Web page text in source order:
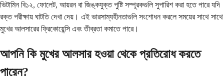
ভিটামিন বি১২, ফোলেট, আয়রন বা জিঙ্কযুক্ত পুষ্টি সম্পূরকগুলি সুপারিশ করা হতে পারে যদি
রক্ত ​​পরীক্ষায় ঘাটতি দেখা দেয়। এই ভারসাম্যহীনতাগুলি সংশোধন করলে সময়ের সাথে সাথে
মুখের আলসারের ফ্রিকোয়েন্সি এবং তীব্রতা কমাতে পারে।
আপনি কি মুখের আলসার হওয়া থেকে প্রতিরোধ করতে
পারেন?